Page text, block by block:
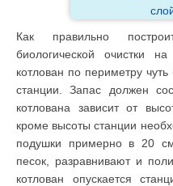
Как правильно
биологической очистки
котлован по периметру
станции. Запас должен
котлована зависит от
кроме высоты станции
подушки примерно в 20
песок, разравнивают и
котлован опускается